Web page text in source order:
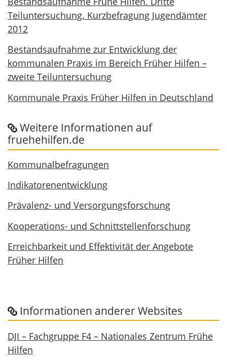
Teiluntersuchung. Kurzbefragung Jugendämter
2012
Bestandsaufnahme zur Entwicklung der
kommunalen Praxis im Bereich Früher Hilfen –
zweite Teiluntersuchung
Kommunale Praxis Früher Hilfen in Deutschland
Weitere Informationen auf
fruehehilfen.de
Kommunalbefragungen
Indikatorenentwicklung
Prävalenz- und Versorgungsforschung
Kooperations- und Schnittstellenforschung
Erreichbarkeit und Effektivität der Angebote
Früher Hilfen
Informationen anderer Websites
DJI – Fachgruppe F4 – Nationales Zentrum Frühe
Hilfen